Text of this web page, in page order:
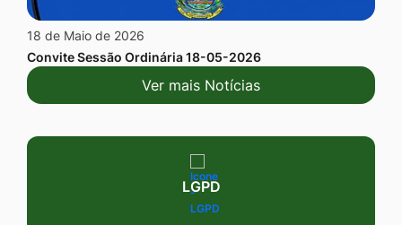
18 de Maio de 2026
Convite Sessão Ordinária 18-05-2026
Ver mais Notícias
Seção Serviços
LGPD